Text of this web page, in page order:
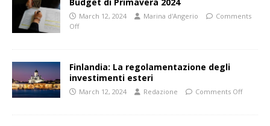
March 12, 2024 Marina d'Angerio
Comments
Off
Finlandia: La regolamentazione degli
investimenti esteri
March 12, 2024 Redazione Comments Off